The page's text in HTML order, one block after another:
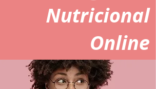
Nutricional
Online